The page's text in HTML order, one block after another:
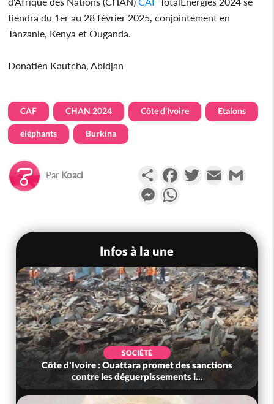
tiendra du 1er au 28 février 2025, conjointement en
Tanzanie, Kenya et Ouganda.
Donatien Kautcha, Abidjan
CAF CHAN 2024 Côte d'Ivoire Etalons
éléphants Burkina
Par Koaci PartagerFacebookTwitterEmail
Messenger
Infos à la une
SOCIÉTÉ
Côte d'Ivoire : Ouattara promet des sanctions
contre les déguerpissements i...